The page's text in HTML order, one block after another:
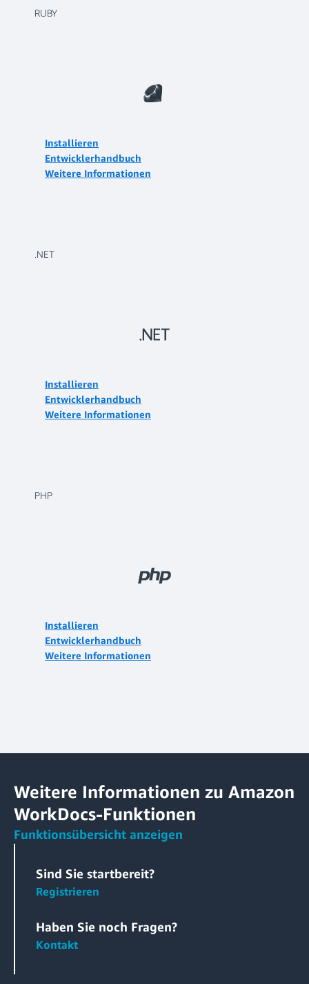
RUBY
Installieren
Entwicklerhandbuch
Weitere Informationen
.NET
Installieren
Entwicklerhandbuch
Weitere Informationen
PHP
Installieren
Entwicklerhandbuch
Weitere Informationen
Weitere Informationen zu Amazon
WorkDocs-Funktionen
Funktionsübersicht anzeigen
Sind Sie startbereit?
Registrieren
Haben Sie noch Fragen?
Kontakt